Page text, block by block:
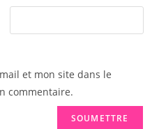
et mon site dans le
commentaire.